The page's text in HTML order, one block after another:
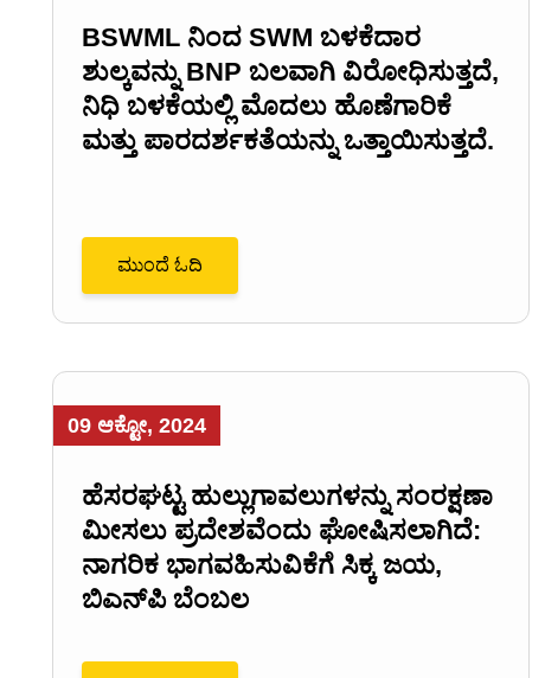
BSWML ನಿಂದ SWM ಬಳಕೆದಾರ
ಶುಲ್ಕವನ್ನು BNP ಬಲವಾಗಿ ವಿರೋಧಿಸುತ್ತದೆ,
ನಿಧಿ ಬಳಕೆಯಲ್ಲಿ ಮೊದಲು ಹೊಣೆಗಾರಿಕೆ
ಮತ್ತು ಪಾರದರ್ಶಕತೆಯನ್ನು ಒತ್ತಾಯಿಸುತ್ತದೆ.
ಮುಂದೆ ಓದಿ
09 ಆಕ್ಟೋ, 2024
ಹೆಸರಘಟ್ಟ ಹುಲ್ಲುಗಾವಲುಗಳನ್ನು ಸಂರಕ್ಷಣಾ
ಮೀಸಲು ಪ್ರದೇಶವೆಂದು ಘೋಷಿಸಲಾಗಿದೆ:
ನಾಗರಿಕ ಭಾಗವಹಿಸುವಿಕೆಗೆ ಸಿಕ್ಕ ಜಯ,
ಬಿಎನ್‌ಪಿ ಬೆಂಬಲ